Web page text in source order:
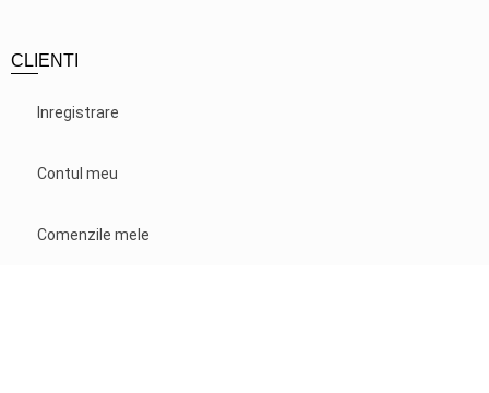
CLIENTI
Inregistrare
Contul meu
Comenzile mele